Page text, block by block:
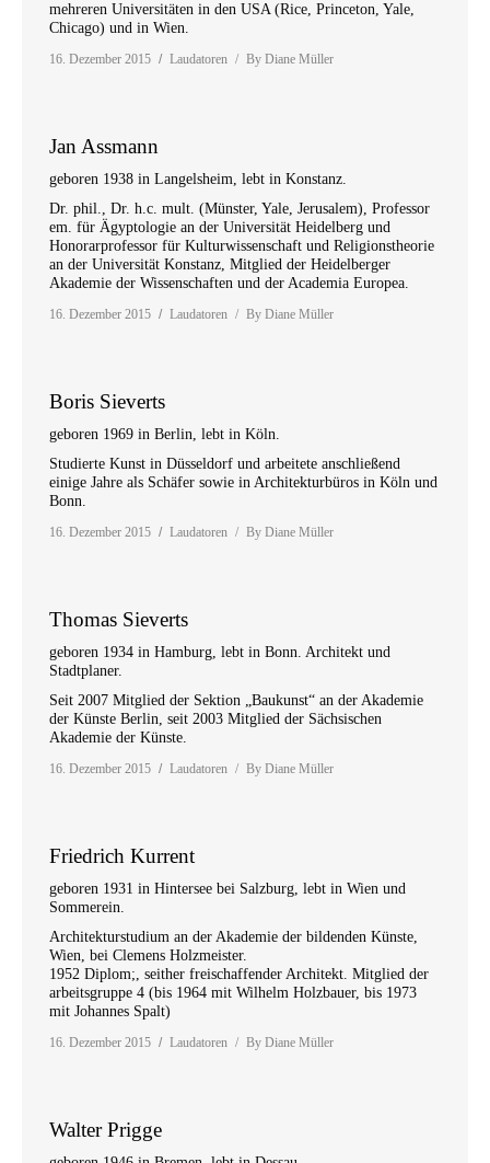
mehreren Universitäten in den USA (Rice, Princeton, Yale,
Chicago) und in Wien.
16. Dezember 2015 Laudatoren By Diane Müller
Jan Assmann
geboren 1938 in Langelsheim, lebt in Konstanz.
Dr. phil., Dr. h.c. mult. (Münster, Yale, Jerusalem), Professor
em. für Ägyptologie an der Universität Heidelberg und
Honorarprofessor für Kulturwissenschaft und Religionstheorie
an der Universität Konstanz, Mitglied der Heidelberger
Akademie der Wissenschaften und der Academia Europea.
16. Dezember 2015 Laudatoren By Diane Müller
Boris Sieverts
geboren 1969 in Berlin, lebt in Köln.
Studierte Kunst in Düsseldorf und arbeitete anschließend
einige Jahre als Schäfer sowie in Architekturbüros in Köln und
Bonn.
16. Dezember 2015 Laudatoren By Diane Müller
Thomas Sieverts
geboren 1934 in Hamburg, lebt in Bonn. Architekt und
Stadtplaner.
Seit 2007 Mitglied der Sektion „Baukunst“ an der Akademie
der Künste Berlin, seit 2003 Mitglied der Sächsischen
Akademie der Künste.
16. Dezember 2015 Laudatoren By Diane Müller
Friedrich Kurrent
geboren 1931 in Hintersee bei Salzburg, lebt in Wien und
Sommerein.
Architekturstudium an der Akademie der bildenden Künste,
Wien, bei Clemens Holzmeister.
1952 Diplom;, seither freischaffender Architekt. Mitglied der
arbeitsgruppe 4 (bis 1964 mit Wilhelm Holzbauer, bis 1973
mit Johannes Spalt)
16. Dezember 2015 Laudatoren By Diane Müller
Walter Prigge